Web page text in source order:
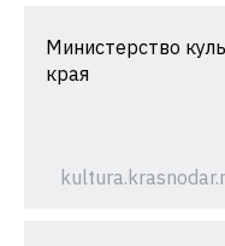
Министерство
края